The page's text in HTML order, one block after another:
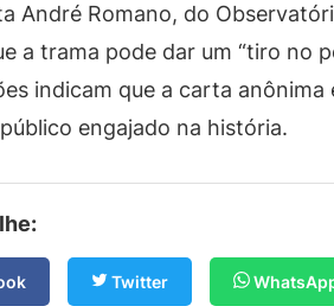
André Romano, do
a trama pode dar um “tiro no
indicam que a carta
engajado na história.
Twitter